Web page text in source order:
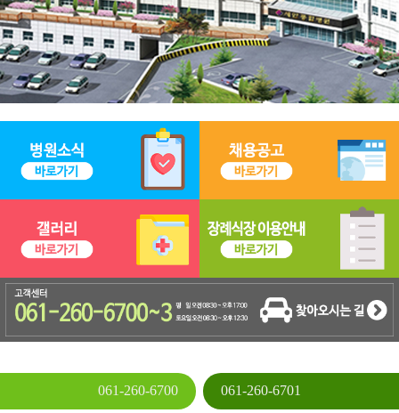
061-260-6700 061-260-6701